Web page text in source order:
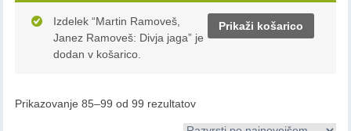
Prikaži košarico
Izdelek “Martin Ramoveš,
Janez Ramoveš: Divja jaga” je
dodan v košarico.
Prikazovanje 85–99 od 99 rezultatov